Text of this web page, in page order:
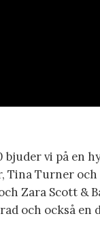
bjuder vi på en
Tina Turner
Zara Scott &
och också en